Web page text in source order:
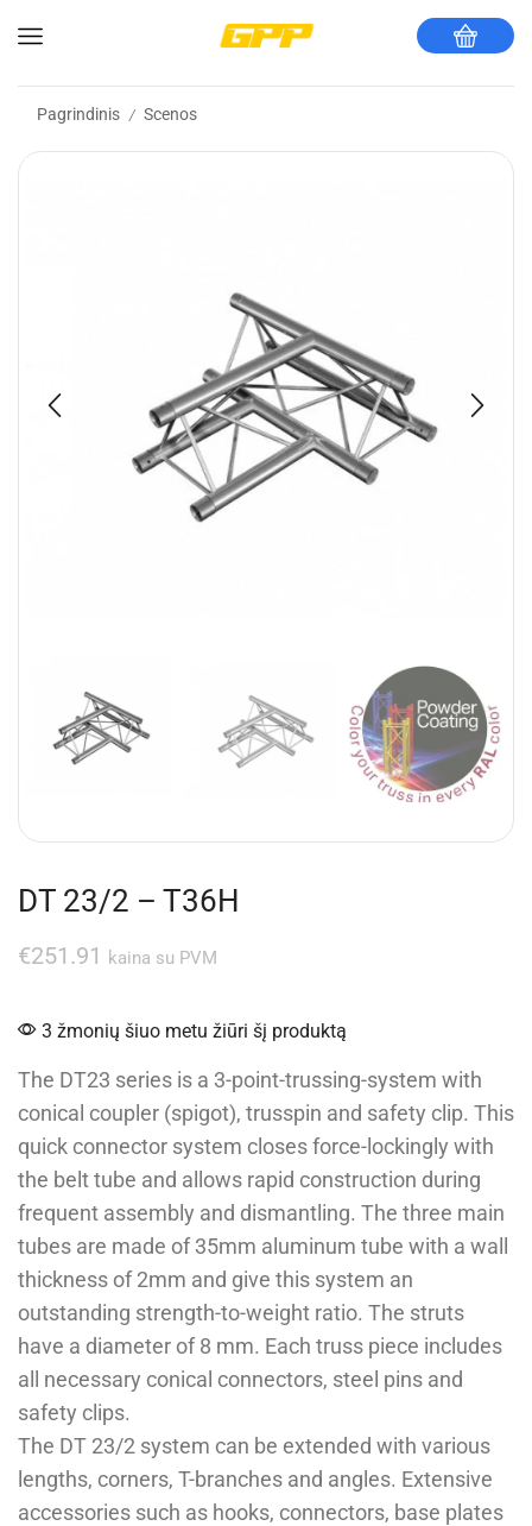
Pagrindinis / Scenos
DT 23/2 – T36H
€251.91 kaina su PVM
3 žmonių šiuo metu žiūri šį produktą
The DT23 series is a 3-point-trussing-system with
conical coupler (spigot), trusspin and safety clip. This
quick connector system closes force-lockingly with
the belt tube and allows rapid construction during
frequent assembly and dismantling. The three main
tubes are made of 35mm aluminum tube with a wall
thickness of 2mm and give this system an
outstanding strength-to-weight ratio. The struts
have a diameter of 8 mm. Each truss piece includes
all necessary conical connectors, steel pins and
safety clips.
The DT 23/2 system can be extended with various
lengths, corners, T-branches and angles. Extensive
accessories such as hooks, connectors, base plates